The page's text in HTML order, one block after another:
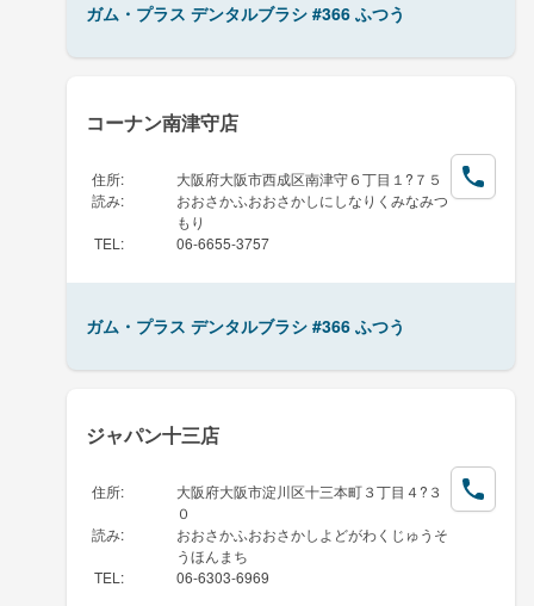
ガム・プラス デンタルブラシ #366 ふつう
コーナン南津守店
住所:
大阪府大阪市西成区南津守６丁目１?７５
読み:
おおさかふおおさかしにしなりくみなみつ
もり
TEL : 06-6655-3757
ガム・プラス デンタルブラシ #366 ふつう
ジャパン十三店
住所:
大阪府大阪市淀川区十三本町３丁目４?３
０
読み:
おおさかふおおさかしよどがわくじゅうそ
うほんまち
TEL : 06-6303-6969